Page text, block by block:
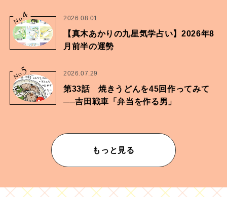
No.
4 2026.08.01
【真木あかりの九星気学占い】2026年8
月前半の運勢
No.
5 2026.07.29
第33話 焼きうどんを45回作ってみて
──吉田戦車「弁当を作る男」
もっと見る